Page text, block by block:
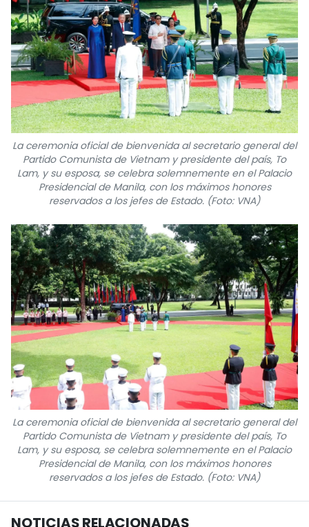
La ceremonia oficial de bienvenida al secretario general del
Partido Comunista de Vietnam y presidente del país, To
Lam, y su esposa, se celebra solemnemente en el Palacio
Presidencial de Manila, con los máximos honores
reservados a los jefes de Estado. (Foto: VNA)
La ceremonia oficial de bienvenida al secretario general del
Partido Comunista de Vietnam y presidente del país, To
Lam, y su esposa, se celebra solemnemente en el Palacio
Presidencial de Manila, con los máximos honores
reservados a los jefes de Estado. (Foto: VNA)